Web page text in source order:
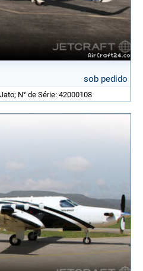
sob pedido
N° de Série: 42000108